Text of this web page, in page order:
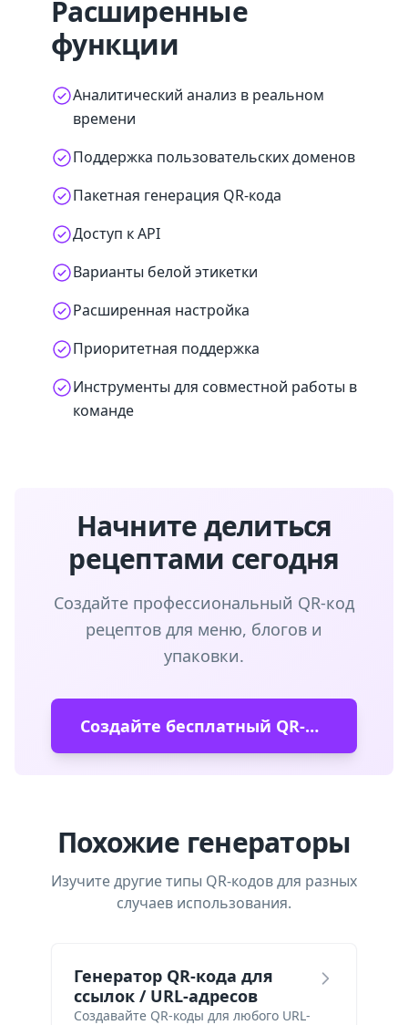
Расширенные
функции
Аналитический анализ в реальном
времени
Поддержка пользовательских доменов
Пакетная генерация QR-кода
Доступ к API
Варианты белой этикетки
Расширенная настройка
Приоритетная поддержка
Инструменты для совместной работы в
команде
Начните делиться
рецептами сегодня
Создайте профессиональный QR-код
рецептов для меню, блогов и
упаковки.
Создайте бесплатный QR-код
Похожие генераторы
Изучите другие типы QR-кодов для разных
случаев использования.
Генератор QR-кода для
ссылок / URL-адресов
Создавайте QR-коды для любого URL-